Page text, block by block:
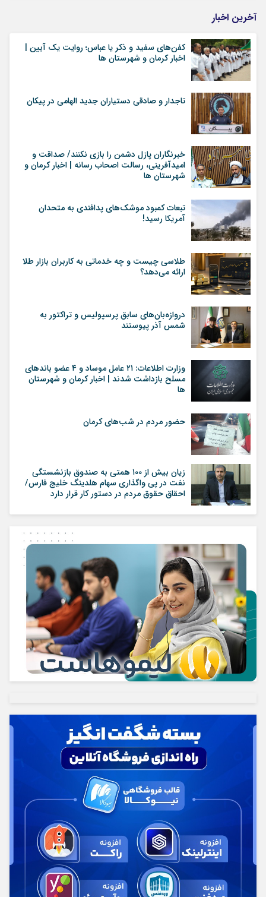
آخرین اخبار
کفن‌های سفید و ذکر یا عباس؛ روایت یک آیین |
اخبار کرمان و شهرستان ها
تاجدار و صادقی دستیاران جدید الهامی در پیکان
خبرنگاران پازل دشمن را بازی نکنند/ صداقت و
امیدآفرینی، رسالت اصحاب رسانه | اخبار کرمان و
شهرستان ها
تبعات کمبود موشک‌های پدافندی به متحدان
آمریکا رسید!
طلاسی چیست و چه خدماتی به کاربران بازار طلا
ارائه می‌دهد؟
دروازه‌بان‌های سابق پرسپولیس و تراکتور به
شمس آذر پیوستند
وزارت اطلاعات: ۲۱ عامل موساد و ۴ عضو باندهای
مسلح بازداشت شدند | اخبار کرمان و شهرستان
ها
حضور مردم در شب‌های کرمان
زیان بیش از ۱۰۰ همتی به صندوق‌ بازنشستگی
نفت در پی واگذاری سهام هلدینگ خلیج فارس/
احقاق حقوق مردم در دستور کار قرار دارد